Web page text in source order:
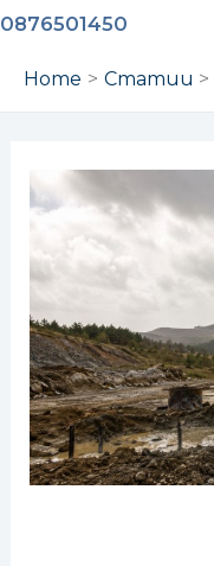
Skip
content
0876501450
Home Статии